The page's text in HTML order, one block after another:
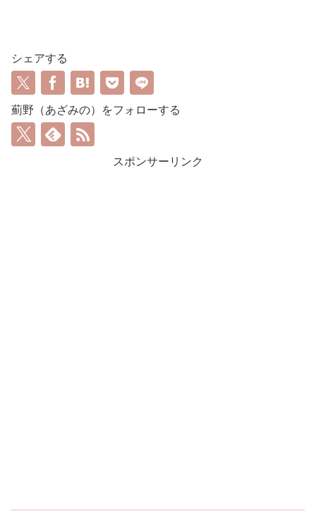
シェアする
薊野（あざみの）をフォローする
スポンサーリンク